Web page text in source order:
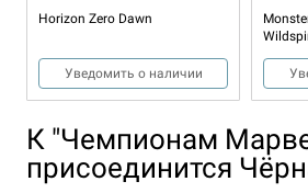
Horizon Zero Dawn
Уведомить о наличии
К "Чемпионам
присоединится